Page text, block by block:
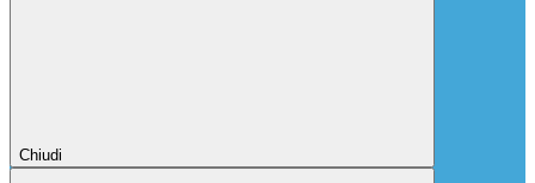
Chiudi